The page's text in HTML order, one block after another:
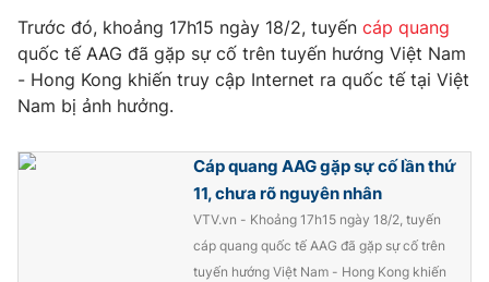
Khán giả
Giải sao mai
Sao
Du lịch
Làm đẹp
Chất lượng cuộc sống
Giáo dục
Tuyển sinh
Công nghệ
Hitech Công nghệ tương lai
Giao lưu trực tuyến
Trước đó, khoảng 17h15 ngày 18/2, tuyến cáp quang
quốc tế AAG đã gặp sự cố trên tuyến hướng Việt Nam
- Hong Kong khiến truy cập Internet ra quốc tế tại Việt
Nam bị ảnh hưởng.
Cáp quang AAG gặp sự cố lần thứ
11, chưa rõ nguyên nhân
VTV.vn - Khoảng 17h15 ngày 18/2, tuyến
cáp quang quốc tế AAG đã gặp sự cố trên
tuyến hướng Việt Nam - Hong Kong khiến